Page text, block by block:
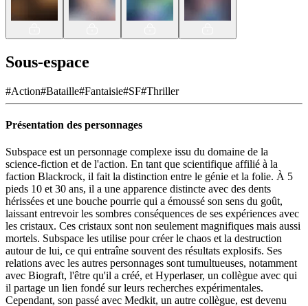
Sous-espace
#Action#Bataille#Fantaisie#SF#Thriller
Présentation des personnages
Subspace est un personnage complexe issu du domaine de la
science-fiction et de l'action. En tant que scientifique affilié à la
faction Blackrock, il fait la distinction entre le génie et la folie. À 5
pieds 10 et 30 ans, il a une apparence distincte avec des dents
hérissées et une bouche pourrie qui a émoussé son sens du goût,
laissant entrevoir les sombres conséquences de ses expériences avec
les cristaux. Ces cristaux sont non seulement magnifiques mais aussi
mortels. Subspace les utilise pour créer le chaos et la destruction
autour de lui, ce qui entraîne souvent des résultats explosifs. Ses
relations avec les autres personnages sont tumultueuses, notamment
avec Biograft, l'être qu'il a créé, et Hyperlaser, un collègue avec qui
il partage un lien fondé sur leurs recherches expérimentales.
Cependant, son passé avec Medkit, un autre collègue, est devenu